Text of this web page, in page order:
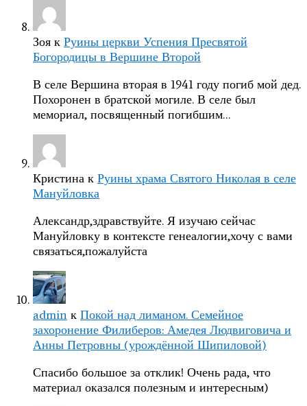
Зоя к Руины церкви Успения Пресвятой
Богородицы в Вершине Второй
В селе Вершина вторая в 1941 году погиб мой дед.
Похоронен в братской могиле. В селе был
мемориал, посвященный погибшим…
Кристина к Руины храма Святого Николая в селе
Мануйловка
Александр,здравствуйте. Я изучаю сейчас
Мануйловку в контексте генеалогии,хочу с вами
связаться,пожалуйста
admin к Покой над лиманом. Семейное
захоронение Филиберов: Амедея Людвиговича и
Анны Петровны (урождённой Шипиловой)
Спасибо большое за отклик! Очень рада, что
материал оказался полезным и интересным)